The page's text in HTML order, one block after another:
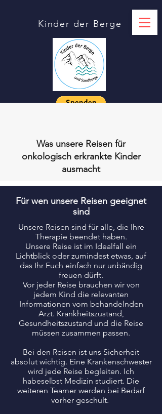
Kinder der Berge
Was unsere Reisen für
onkologisch erkrankte Kinder
ausmacht
Für wen unsere Reisen geeignet
sind
Unsere Reisen sind für alle, die Ihre
Therapie beendet haben.
Unsere Reise ist im Idealfall ein
Lichtblick oder zumindest etwas, auf
das Ihr Euch einfach nur unbändig
freuen dürft.
Vor jeder Reise brauchen wir von
jedem Kind die relevanten
Informationen vom behandelnden
Arzt. Krankheitszustand,
Gesundheitszustand und die Reise
müssen zusammen passen.
Bei den Reisen ist uns Sicherheit
absolut wichtig. Eine Krankenschwester
wird jede Reise begleiten. Ich
habeselbst Medizin studiert. Die
weiteren Teamer werden bei Bedarf
vorher geschult.